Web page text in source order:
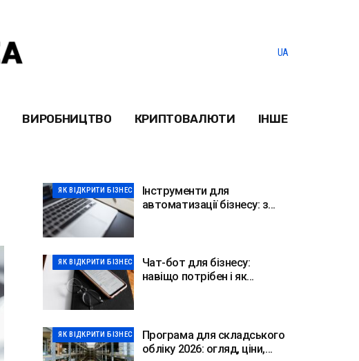
UA
ВИРОБНИЦТВО КРИПТОВАЛЮТИ ІНШЕ
ЯК ВІДКРИТИ БІЗНЕС
Інструменти для
автоматизації бізнесу: з
ЯК ВІДКРИТИ БІЗНЕС
Чат-бот для бізнесу:
навіщо потрібен і як
ЯК ВІДКРИТИ БІЗНЕС
Програма для складського
обліку 2026: огляд, ціни,